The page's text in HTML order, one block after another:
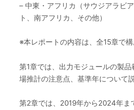
– 中東・アフリカ（サウジアラビ
ト、南アフリカ、その他）
※本レポートの内容は、全15章で構
第1章では、出力モジュールの製
場推計の注意点、基準年について説
第2章では、2019年から2024年ま